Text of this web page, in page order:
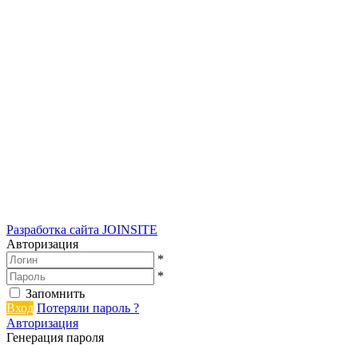
Разработка сайта JOINSITE
Авторизация
*
*
Запомнить
Вход Потеряли пароль ?
Авторизация
Генерация пароля